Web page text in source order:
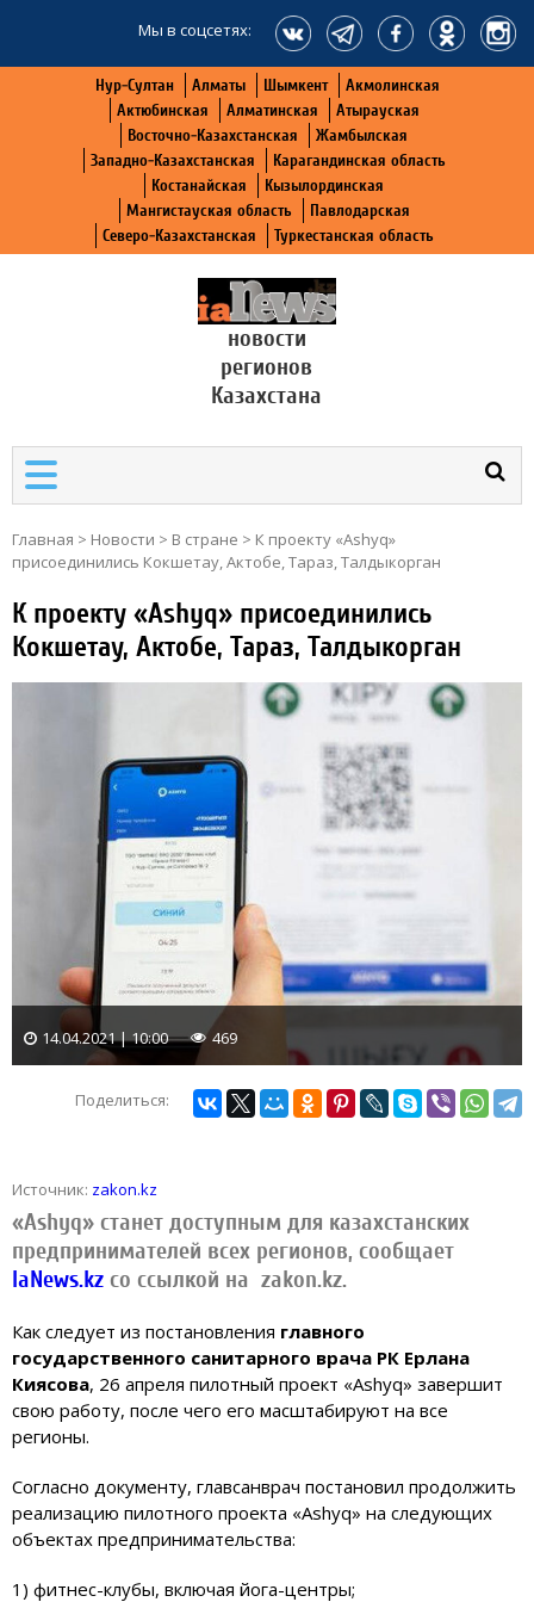
Мы в соцсетях:
Нур-Султан Алматы Шымкент
Акмолинская
Актюбинская
Алматинская
Атырауская
Восточно-Казахстанская
Жамбылская
Западно-Казахстанская
Карагандинская область
Костанайская
Кызылординская
Мангистауская область
Павлодарская
Северо-Казахстанская
Туркестанская область
новости
регионов
Казахстана
Главная > Новости > В стране > К проекту «Ashyq»
присоединились Кокшетау, Актобе, Тараз, Талдыкорган
К проекту «Ashyq» присоединились
Кокшетау, Актобе, Тараз, Талдыкорган
14.04.2021 | 10:00 469
Поделиться:
Источник: zakon.kz
«Ashyq» станет доступным для казахстанских
предпринимателей всех регионов, сообщает
IaNews.kz со ссылкой на zakon.kz.
Как следует из постановления главного
государственного санитарного врача РК Ерлана
Киясова, 26 апреля пилотный проект «Ashyq» завершит
свою работу, после чего его масштабируют на все
регионы.
Согласно документу, главсанврач постановил продолжить
реализацию пилотного проекта «Ashyq» на следующих
объектах предпринимательства:
1) фитнес-клубы, включая йога-центры;